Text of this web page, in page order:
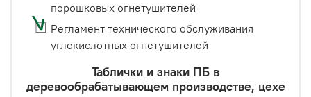
порошковых огнетушителей
Регламент технического обслуживания
углекислотных огнетушителей
Таблички и знаки ПБ в
деревообрабатывающем производстве, цехе